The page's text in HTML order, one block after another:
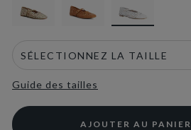
Guide des tailles
AJOUTER AU PANIER